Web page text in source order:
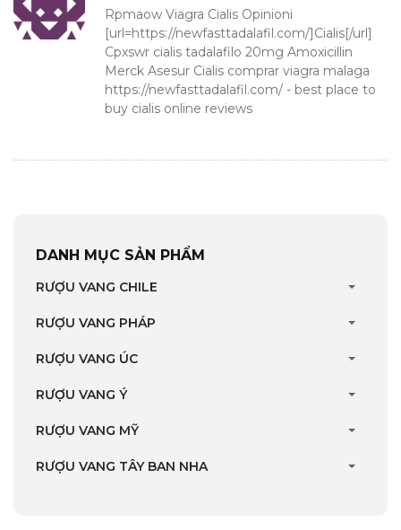
Rpmaow Viagra Cialis Opinioni
[url=https://newfasttadalafil.com/]Cialis[/url]
Cpxswr cialis tadalafilo 20mg Amoxicillin
Merck Asesur Cialis comprar viagra malaga
https://newfasttadalafil.com/ - best place to
buy cialis online reviews
DANH MỤC SẢN PHẨM
RƯỢU VANG CHILE
RƯỢU VANG PHÁP
RƯỢU VANG ÚC
RƯỢU VANG Ý
RƯỢU VANG MỸ
RƯỢU VANG TÂY BAN NHA